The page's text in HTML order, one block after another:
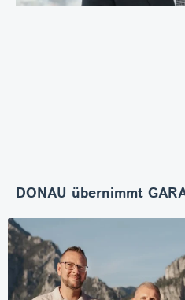
DONAU übernimmt